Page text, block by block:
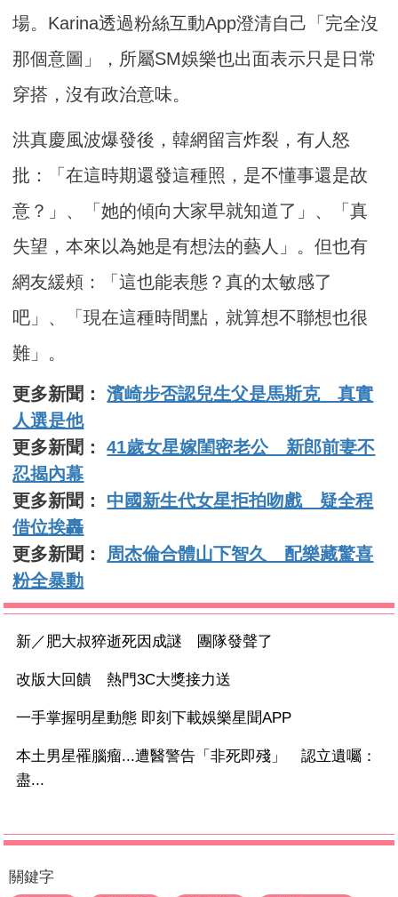
場。Karina透過粉絲互動App澄清自己「完全沒
那個意圖」，所屬SM娛樂也出面表示只是日常
穿搭，沒有政治意味。
洪真慶風波爆發後，韓網留言炸裂，有人怒
批：「在這時期還發這種照，是不懂事還是故
意？」、「她的傾向大家早就知道了」、「真
失望，本來以為她是有想法的藝人」。但也有
網友緩頰：「這也能表態？真的太敏感了
吧」、「現在這種時間點，就算想不聯想也很
難」。
更多新聞：濱崎步否認兒生父是馬斯克 真實
人選是他
更多新聞：41歲女星嫁閨密老公 新郎前妻不
忍揭內幕
更多新聞： 中國新生代女星拒拍吻戲 疑全程
借位挨轟
更多新聞： 周杰倫合體山下智久 配樂藏驚喜
粉全暴動
新／肥大叔猝逝死因成謎 團隊發聲了
改版大回饋 熱門3C大獎接力送
一手掌握明星動態 即刻下載娛樂星聞APP
本土男星罹腦瘤...遭醫警告「非死即殘」 認立遺囑：
盡...
關鍵字